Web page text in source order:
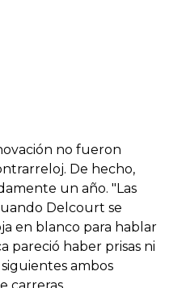
no fueron
De hecho,
un año. "Las
Delcourt se
en blanco para hablar
pareció haber prisas ni
ambos